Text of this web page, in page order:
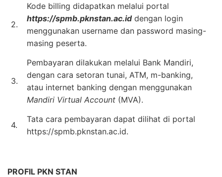
2.
Kode billing didapatkan melalui portal
https://spmb.pknstan.ac.iddengan login
menggunakan username dan password masing-
masing peserta.
3.
Pembayaran dilakukan melalui Bank Mandiri,
dengan cara setoran tunai, ATM, m-banking,
atau internet banking dengan menggunakan
Mandiri Virtual Account (MVA).
4.
Tata cara pembayaran dapat dilihat di portal
https://spmb.pknstan.ac.id.
PROFIL PKN STAN